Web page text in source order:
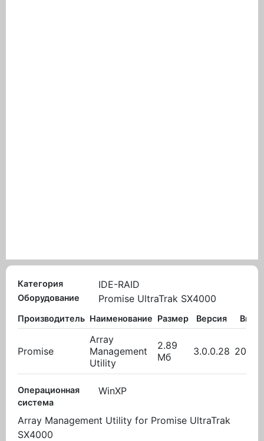
Категория IDE-RAID
Оборудование Promise UltraTrak SX4000
Производитель Наименование Размер Версия
Promise
Array
Management
Utility
2.89
Мб
3.0.0.28
Операционная
система
WinXP
Array Management Utility for Promise UltraTrak
SX4000